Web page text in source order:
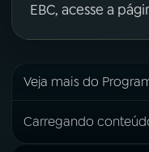
EBC, acesse a
Veja mais do
Carregando